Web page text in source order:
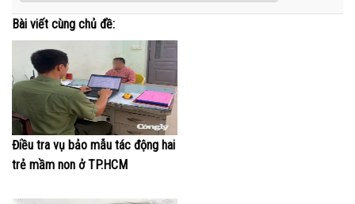
Bài viết cùng chủ đề:
Điều tra vụ bảo mẫu tác động hai
trẻ mầm non ở TP.HCM